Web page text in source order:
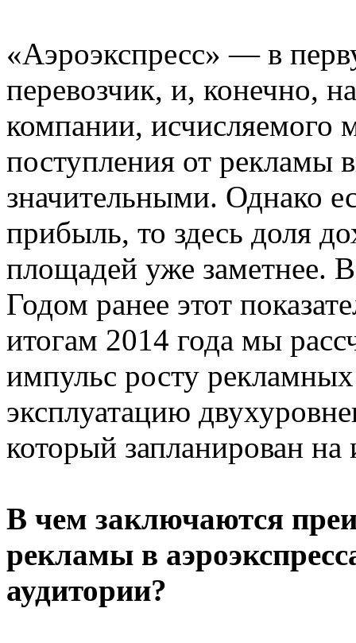
«Аэроэкспресс» — в
перевозчик, и, конечно,
компании, исчисляемого
поступления от рекламы
значительными. Однако
прибыль, то здесь доля
площадей уже заметнее.
Годом ранее этот
итогам 2014 года мы
импульс росту
эксплуатацию
который запланирован
В чем заключаются
рекламы в
аудитории?